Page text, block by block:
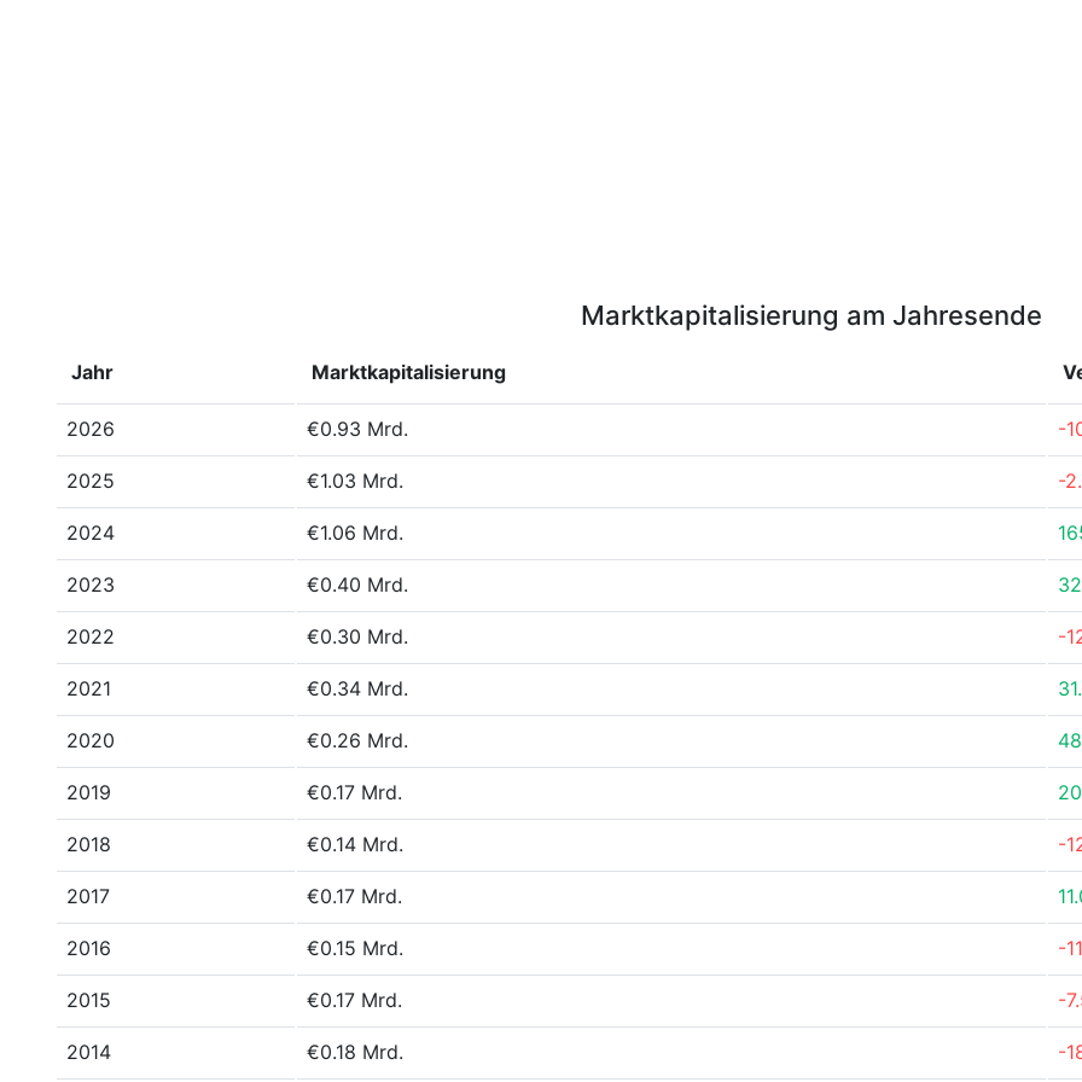
Marktkapitalisierung am Jahresende
Jahr Marktkapitalisierung
2026 €0.93 Mrd. -
2025 €1.03 Mrd. -
2024 €1.06 Mrd.
2023 €0.40 Mrd.
2022 €0.30 Mrd. -
2021 €0.34 Mrd.
2020 €0.26 Mrd.
2019 €0.17 Mrd.
2018 €0.14 Mrd. -
2017 €0.17 Mrd.
2016 €0.15 Mrd. -
2015 €0.17 Mrd. -
2014 €0.18 Mrd. -